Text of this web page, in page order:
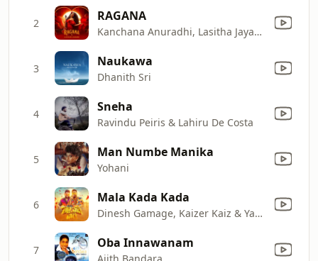
2 RAGANA
Kanchana Anuradhi, Lasitha Jayaneththi Arachchige & Dilshan L Silva
3 Naukawa
Dhanith Sri
4 Sneha
Ravindu Peiris & Lahiru De Costa
5 Man Numbe Manika
Yohani
6 Mala Kada Kada
Dinesh Gamage, Kaizer Kaiz & Yasas Madagedara
7 Oba Innawanam
Ajith Bandara